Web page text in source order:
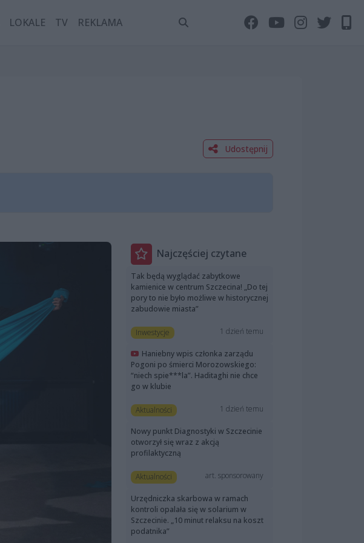
LOKALE TV REKLAMA
Udostępnij
Najczęściej czytane
Tak będą wyglądać zabytkowe
kamienice w centrum Szczecina! „Do tej
pory to nie było możliwe w historycznej
zabudowie miasta”
Inwestycje 1 dzień temu
Haniebny wpis członka zarządu
Pogoni po śmierci Morozowskiego:
“niech spie***la”. Haditaghi nie chce
go w klubie
Aktualności 1 dzień temu
Nowy punkt Diagnostyki w Szczecinie
otworzył się wraz z akcją
profilaktyczną
Aktualności art. sponsorowany
Urzędniczka skarbowa w ramach
kontroli opalała się w solarium w
Szczecinie. „10 minut relaksu na koszt
podatnika”